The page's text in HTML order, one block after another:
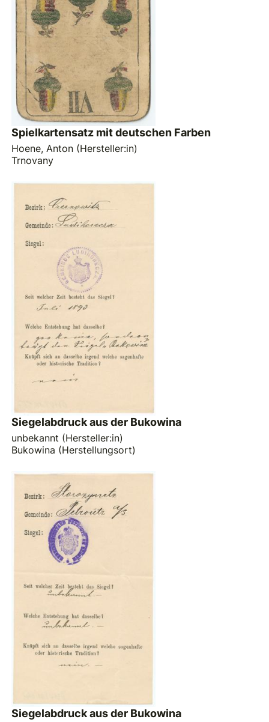
Spielkartensatz mit deutschen Farben
Hoene, Anton (Hersteller:in)
Trnovany
Siegelabdruck aus der Bukowina
unbekannt (Hersteller:in)
Bukowina (Herstellungsort)
Siegelabdruck aus der Bukowina